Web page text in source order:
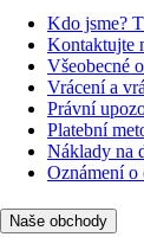
Kdo jsme?
Kontaktujte
Všeobecné
Vrácení a
Právní
Platební
Náklady na
Oznámení o
Naše obchody